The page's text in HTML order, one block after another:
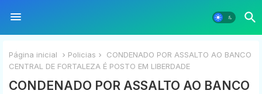
Página inicial Policias
CONDENADO POR ASSALTO AO BANCO
CENTRAL DE FORTALEZA É POSTO EM LIBERDADE
CONDENADO POR ASSALTO AO BANCO